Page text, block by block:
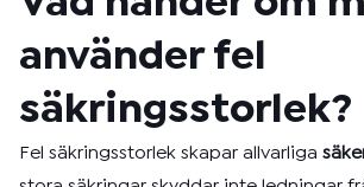
använder fel
säkringsstorlek?
Fel säkringsstorlek skapar allvarliga